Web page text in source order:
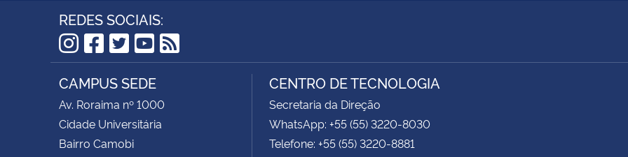
REDES SOCIAIS:
Instagram
Facebook
Twitter
YouTube
RSS
CAMPUS SEDE
Av. Roraima nº 1000
Cidade Universitária
Bairro Camobi
CENTRO DE TECNOLOGIA
Secretaria da Direção
WhatsApp: +55 (55) 3220-8030
Telefone: +55 (55) 3220-8881